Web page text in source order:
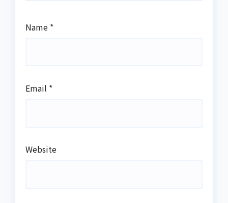
Name *
Email *
Website